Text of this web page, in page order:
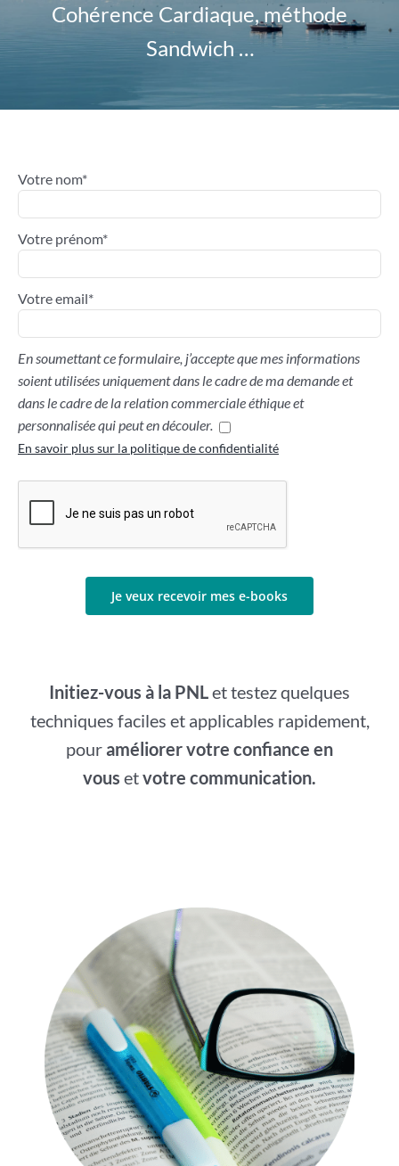
Cohérence Cardiaque, méthode
Sandwich …
Votre nom*
Votre prénom*
Votre email*
En soumettant ce formulaire, j’accepte que mes informations
soient utilisées uniquement dans le cadre de ma demande et
dans le cadre de la relation commerciale éthique et
personnalisée qui peut en découler.
En savoir plus sur la politique de confidentialité
Initiez-vous à la PNLet testez quelques
techniques faciles et applicables rapidement,
pouraméliorer votre confiance en
vous etvotre communication.